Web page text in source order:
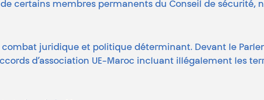
certains membres permanents du Conseil de sécurité,
combat juridique et politique déterminant. Devant le
d’association UE-Maroc incluant illégalement les